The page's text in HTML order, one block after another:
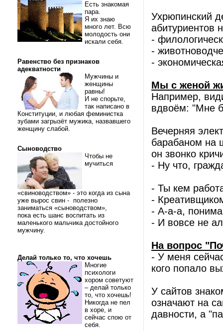
Есть знакомая
пара.
Я их знаю
много лет. Всю
молодость они
искали себя.
Равенство без признаков
адекватности
Мужчины и
женщины
равны!
И не спорьте,
так написано в
Конституции, и любая феминистка
зубами загрызёт мужика, назвавшего
женщину слабой.
Сыноводство
Чтобы не
мучиться
«свиноводством» - это когда из сына
уже вырос свин - полезно
заниматься «сыноводством»,
пока есть шанс воспитать из
маленького мальчика достойного
мужчину.
Делай только то, что хочешь
Многие
психологи
хором советуют
– делай только
то, что хочешь!
Никогда не пел
в хоре, и
сейчас спою от
себя.
Ухрюпинский
абитуриентов
-
-
-
Мы с женой
Например,
вдвоём: "Мне
Вечерняя
барабаном на
он звонко
- Ну что,
- Ты кем
-
- А-а-а,
- И вовсе не
На вопрос
- У меня
кого попало
У сайтов
означают на
давности, а